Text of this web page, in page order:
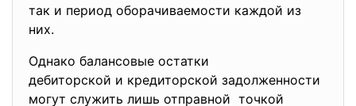
так и период оборачиваемости каждой из
них.
Однако балансовые остатки
дебиторской и кредиторской задолженности
могут служить лишь отправной точкой